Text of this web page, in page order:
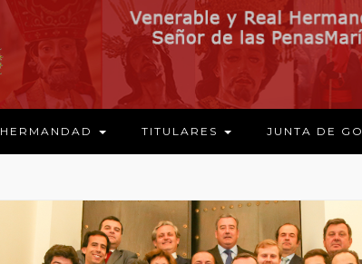
HERMANDAD TITULARES JUNTA DE